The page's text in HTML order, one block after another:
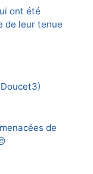
ont été
de leur tenue
de